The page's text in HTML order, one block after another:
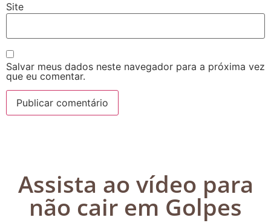
Site
Salvar meus dados neste navegador para a próxima vez
que eu comentar.
Assista ao vídeo para
não cair em Golpes